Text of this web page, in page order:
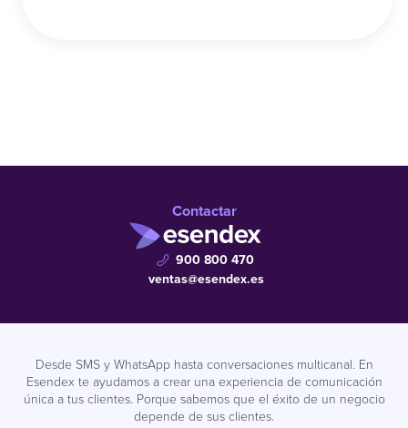
Contactar
900 800 470
ventas@esendex.es
Desde SMS y WhatsApp hasta conversaciones multicanal. En
Esendex te ayudamos a crear una experiencia de comunicación
única a tus clientes. Porque sabemos que el éxito de un negocio
depende de sus clientes.